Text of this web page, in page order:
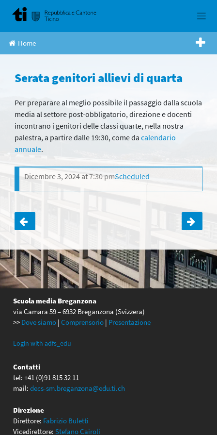
Home
Serata genitori allievi di quarta
Per preparare al meglio possibile il passaggio dalla scuola
media al settore post-obbligatorio, direzione e docenti
incontrano i genitori delle classi quarte, nella nostra
palestra, a partire dalle 19:30, come da calendario
annuale.
Dicembre 3, 2024 at7:30 pmScheduled
Navigazione
articoli
Scuola media Breganzona
via Camara 59 – 6932 Breganzona (Svizzera)
>> Dove siamo | Comprensorio | Presentazione
Login with adfs_edu
Contatti
tel: +41 (0)91 815 32 11
mail: decs-sm.breganzona@edu.ti.ch
Direzione
Direttore: Fabrizio Buletti
Vicedirettore: Stefano Cairoli